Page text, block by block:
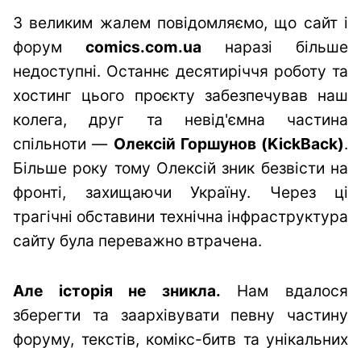
З великим жалем повідомляємо, що сайт і
форум comics.com.ua наразі більше
недоступні. Останнє десятиріччя роботу та
хостинг цього проєкту забезпечував наш
колега, друг та невід'ємна частина
спільноти — Олексій Горшунов (KickBack).
Більше року тому Олексій зник безвісти на
фронті, захищаючи Україну. Через ці
трагічні обставини технічна інфраструктура
сайту була переважно втрачена.
Але історія не зникла. Нам вдалося
зберегти та заархівувати певну частину
форуму, текстів, комікс-битв та унікальних